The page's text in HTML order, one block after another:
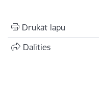
Drukāt lapu
Dalīties